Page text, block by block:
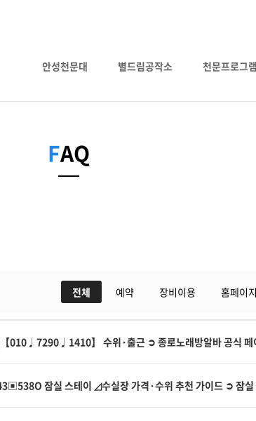
안성천문대 별드림공작소 천문프로그램
FAQ
전체 예약 장비이용 홈페이
010♩7290♩1410】 수위·출근 ➲ 종로노래방알바 공식 페
잠실 스테이 ◿수실장 가격·수위 추천 가이드 ➲ 잠